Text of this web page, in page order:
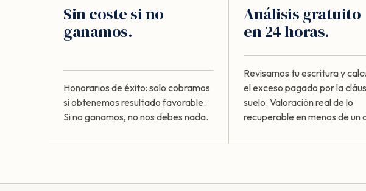
Sin coste si no
ganamos.
Honorarios de éxito: solo cobramos
si obtenemos resultado favorable.
Si no ganamos, no nos debes nada.
Análisis gratuito
en 24 horas.
Revisamos tu escritura y
el exceso pagado por la
suelo. Valoración real de lo
recuperable en menos de un